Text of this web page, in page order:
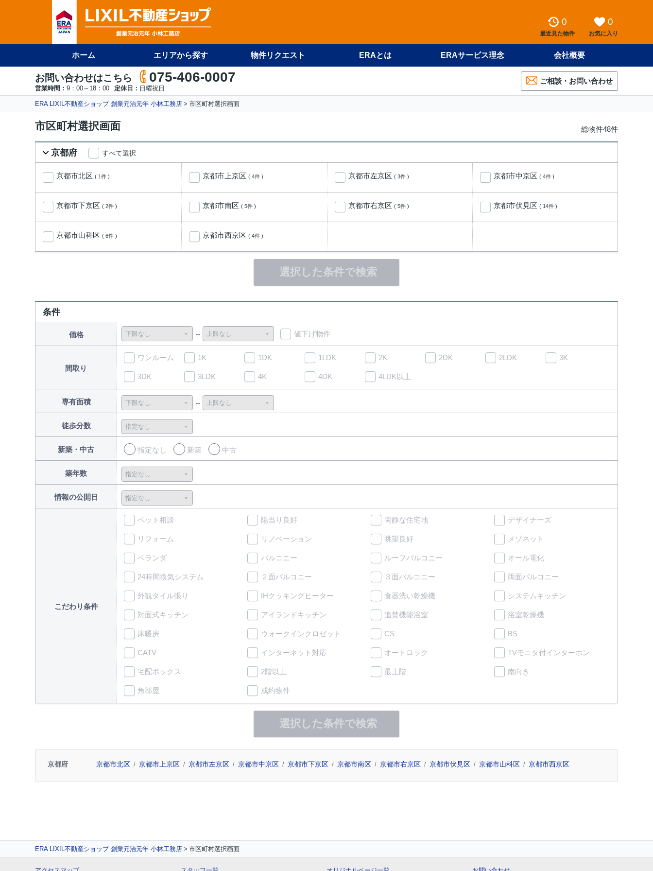
0
最近見た物件
0
お気に入り
ホーム エリアから探す 物件リクエスト ERAとは ERAサービス理念 会社概要
お問い合わせはこちら 075-406-0007
営業時間： 9：00～18：00 定休日： 日曜祝日
ご相談・お問い合わせ
ERA LIXIL不動産ショップ 創業元治元年 小林工務店 市区町村選択画面
市区町村選択画面 総物件48件
京都府 すべて選択
京都市北区 ( 1件 ) 京都市上京区 ( 4件 ) 京都市左京区 ( 3件 ) 京都市中京区 ( 4件 )
京都市下京区 ( 2件 ) 京都市南区 ( 5件 ) 京都市右京区 ( 5件 ) 京都市伏見区 ( 14件 )
京都市山科区 ( 6件 ) 京都市西京区 ( 4件 )
選択した条件で検索
条件
価格 値下げ物件
間取り
ワンルーム 1K 1DK 1LDK 2K 2DK 2LDK 3K
3DK 3LDK 4K 4DK 4LDK以上
専有面積
徒歩分数
新築・中古 指定なし 新築 中古
築年数
情報の公開日
こだわり条件
ペット相談 陽当り良好 閑静な住宅地 デザイナーズ
リフォーム リノベーション 眺望良好 メゾネット
ベランダ バルコニー ルーフバルコニー オール電化
24時間換気システム ２面バルコニー ３面バルコニー 両面バルコニー
外観タイル張り IHクッキングヒーター 食器洗い乾燥機 システムキッチン
対面式キッチン アイランドキッチン 追焚機能浴室 浴室乾燥機
床暖房 ウォークインクロゼット CS BS
CATV インターネット対応 オートロック TVモニタ付インターホン
宅配ボックス 2階以上 最上階 南向き
角部屋 成約物件
選択した条件で検索
京都府 京都市北区 京都市上京区 京都市左京区 京都市中京区 京都市下京区 京都市南区 京都市右京区 京都市伏見区 京都市山科区 京都市西京区
ERA LIXIL不動産ショップ 創業元治元年 小林工務店 市区町村選択画面